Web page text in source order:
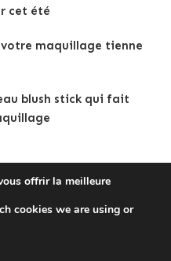
cet été
votre maquillage tienne
blush stick qui fait
offrir la meilleure
cookies we are using or